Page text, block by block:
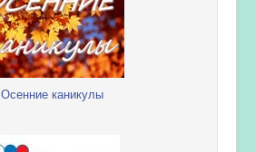
Осенние каникулы